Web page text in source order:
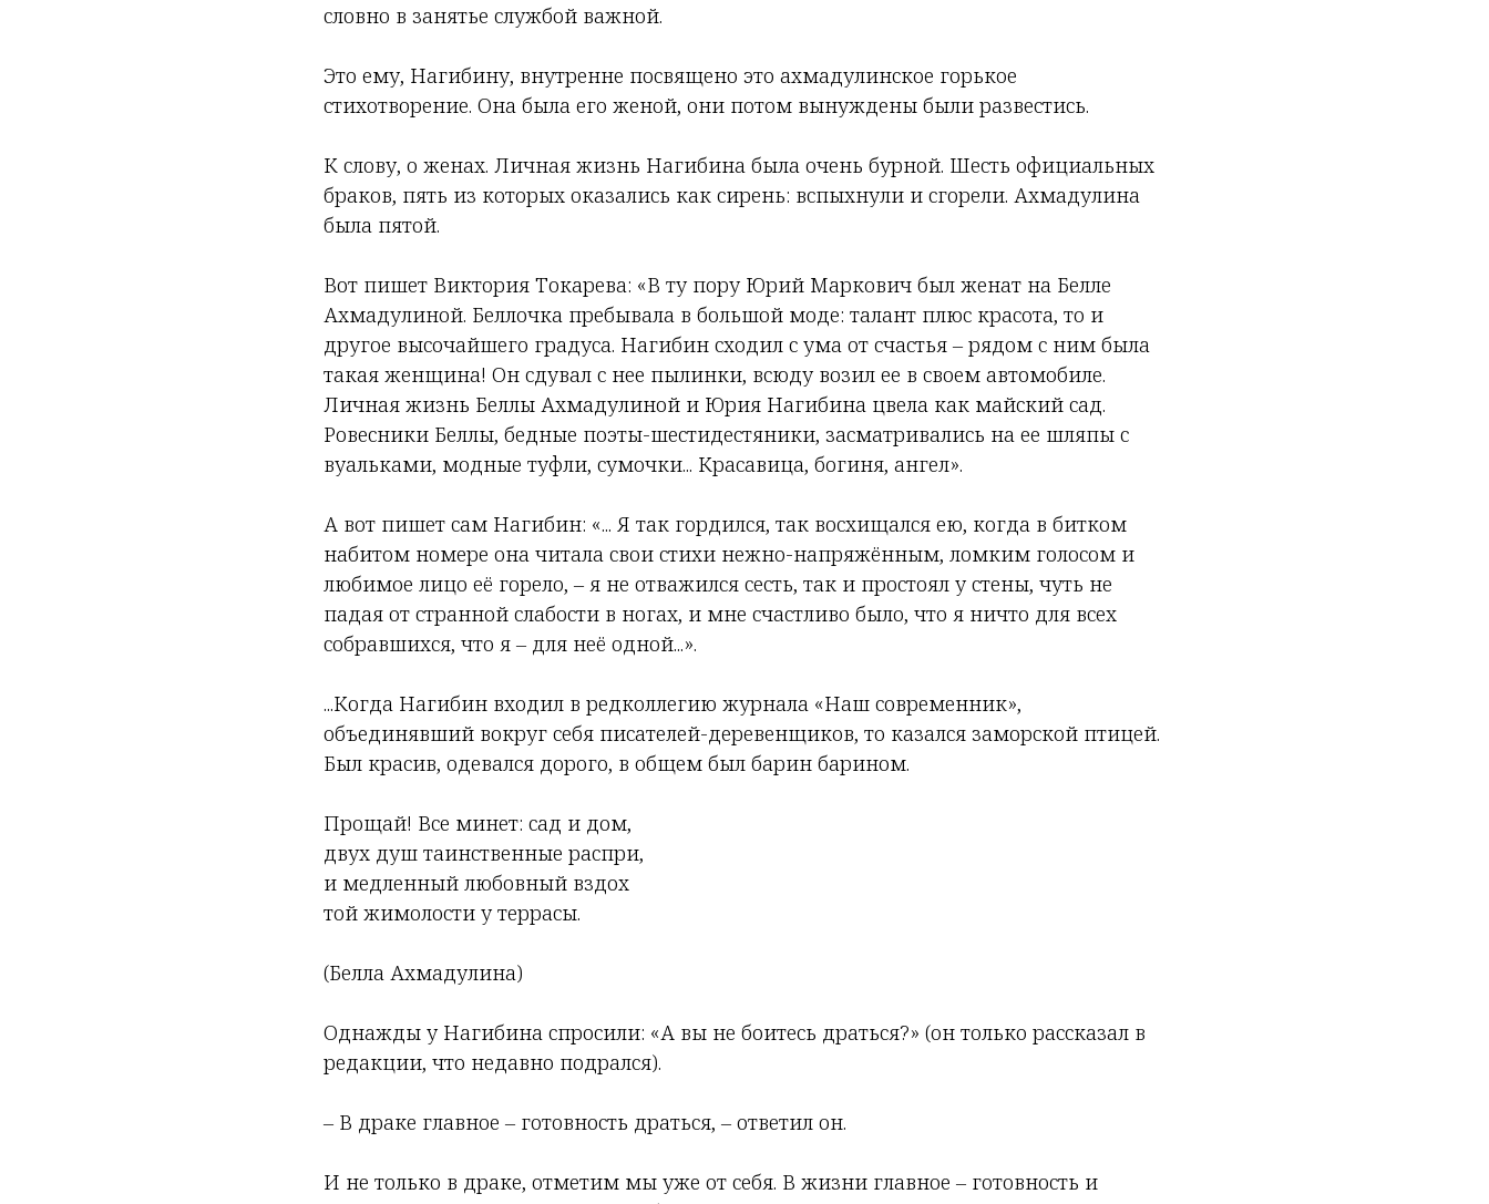
словно в занятье службой важной.
Это ему, Нагибину, внутренне посвящено это ахмадулинское горькое
стихотворение. Она была его женой, они потом вынуждены были развестись.
К слову, о женах. Личная жизнь Нагибина была очень бурной. Шесть официальных
браков, пять из которых оказались как сирень: вспыхнули и сгорели. Ахмадулина
была пятой.
Вот пишет Виктория Токарева: «В ту пору Юрий Маркович был женат на Белле
Ахмадулиной. Беллочка пребывала в большой моде: талант плюс красота, то и
другое высочайшего градуса. Нагибин сходил с ума от счастья – рядом с ним была
такая женщина! Он сдувал с нее пылинки, всюду возил ее в своем автомобиле.
Личная жизнь Беллы Ахмадулиной и Юрия Нагибина цвела как майский сад.
Ровесники Беллы, бедные поэты-шестидестяники, засматривались на ее шляпы с
вуальками, модные туфли, сумочки... Красавица, богиня, ангел».
А вот пишет сам Нагибин: «... Я так гордился, так восхищался ею, когда в битком
набитом номере она читала свои стихи нежно-напряжённым, ломким голосом и
любимое лицо её горело, – я не отважился сесть, так и простоял у стены, чуть не
падая от странной слабости в ногах, и мне счастливо было, что я ничто для всех
собравшихся, что я – для неё одной...».
...Когда Нагибин входил в редколлегию журнала «Наш современник»,
объединявший вокруг себя писателей-деревенщиков, то казался заморской птицей.
Был красив, одевался дорого, в общем был барин барином.
Прощай! Все минет: сад и дом,
двух душ таинственные распри,
и медленный любовный вздох
той жимолости у террасы.
(Белла Ахмадулина)
Однажды у Нагибина спросили: «А вы не боитесь драться?» (он только рассказал в
редакции, что недавно подрался).
– В драке главное – готовность драться, – ответил он.
И не только в драке, отметим мы уже от себя. В жизни главное – готовность и